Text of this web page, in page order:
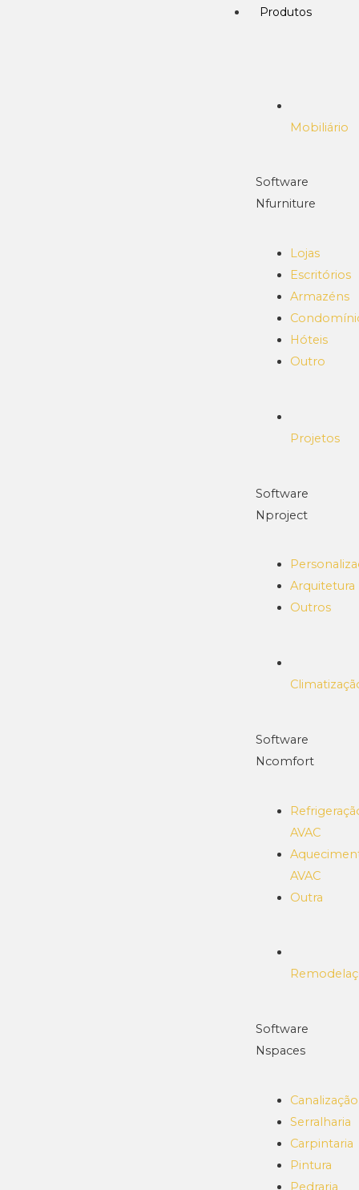
Produtos
Mobiliário
Software
Nfurniture
Lojas
Escritórios
Armazéns
Hóteis
Outro
Projetos
Software
Nproject
Arquitetura
Outros
Software
Ncomfort
AVAC
AVAC
Outra
Software
Nspaces
Canalização
Serralharia
Carpintaria
Pintura
Pedraria